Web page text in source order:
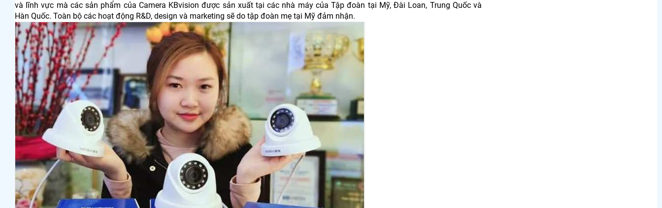
và lĩnh vực mà các sản phẩm của Camera KBvision được sản xuất tại các nhà máy của Tập đoàn tại Mỹ, Đài Loan, Trung Quốc và
Hàn Quốc. Toàn bộ các hoạt động R&D, design và marketing sẽ do tập đoàn mẹ tại Mỹ đảm nhận.